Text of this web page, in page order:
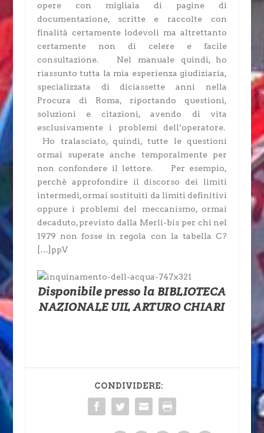
opere con migliaia di pagine di
documentazione, scritte e raccolte con
finalità certamente lodevoli ma altrettanto
certamente non di celere e facile
consultazione. Nel manuale quindi, ho
riassunto tutta la mia esperienza giudiziaria,
specializzata di diciassette anni nella
Procura di Roma, riportando questioni,
soluzioni e citazioni, avendo di vita
esclusivamente i problemi dell’operatore.
Ho tralasciato, quindi, tutte le questioni
ormai superate anche temporalmente per
non confondere il lettore. Per esempio,
perchè approfondire il discorso dei limiti
intermedi, ormai sostituiti da limiti definitivi
oppure i problemi del meccanismo, ormai
decaduto, previsto dalla Merli-bis per chi nel
1979 non fosse in regola con la tabella C?
[…]ppV
Disponibile presso la BIBLIOTECA
NAZIONALE UIL ARTURO CHIARI
CONDIVIDERE: